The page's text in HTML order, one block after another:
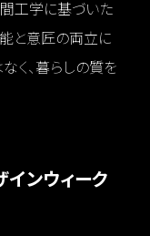
工学に基づいた
と意匠の両立に
く、暮らしの質を
インウィーク